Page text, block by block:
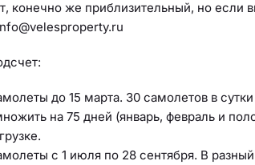
конечно же приблизительный, но если
до 15 марта. 30 самолетов в
на 75 дней (январь, февраль и
с 1 июля по 28 сентября. В